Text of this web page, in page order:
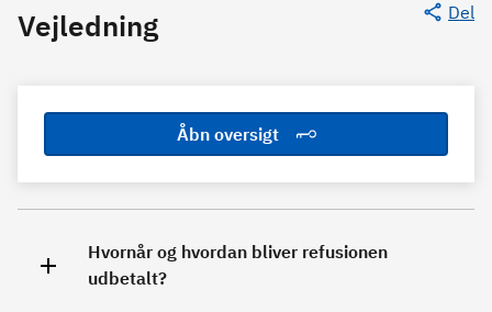
Vejledning Del
Åbn oversigt
Hvornår og hvordan bliver refusionen
udbetalt?